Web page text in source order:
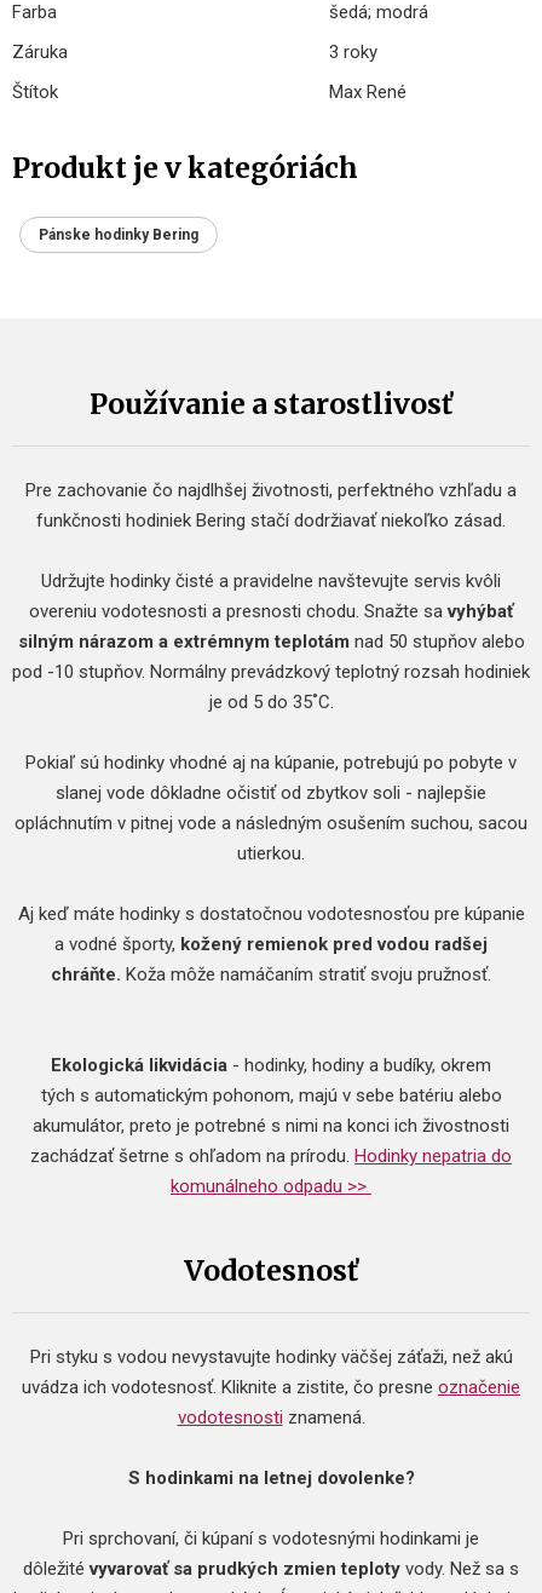
Farba
šedá; modrá
Záruka
3 roky
Štítok
Max René
Produkt je v kategóriách
Pánske hodinky Bering
Používanie a starostlivosť
Pre zachovanie čo najdlhšej životnosti, perfektného vzhľadu a
funkčnosti hodiniek Bering stačí dodržiavať niekoľko zásad.
Udržujte hodinky čisté a pravidelne navštevujte servis kvôli
overeniu vodotesnosti a presnosti chodu. Snažte savyhýbať
silným nárazom a extrémnym teplotám nad 50 stupňov alebo
pod -10 stupňov. Normálny prevádzkový teplotný rozsah hodiniek
je od 5 do 35˚C.
Pokiaľ sú hodinky vhodné aj na kúpanie, potrebujú po pobyte v
slanej vode dôkladne očistiť od zbytkov soli - najlepšie
opláchnutím v pitnej vode a následným osušením suchou, sacou
utierkou.
Aj keď máte hodinky s dostatočnou vodotesnosťou pre kúpanie
a vodné športy, kožený remienok pred vodou radšej
chráňte. Koža môže namáčaním stratiť svoju pružnosť.
Ekologická likvidácia - hodinky, hodiny a budíky, okrem
tých s automatickým pohonom, majú v sebe batériu alebo
akumulátor, preto je potrebné s nimi na konci ich živostnosti
zachádzať šetrne s ohľadom na prírodu. Hodinky nepatria do
komunálneho odpadu >>
Vodotesnosť
Pri styku s vodou nevystavujte hodinky väčšej záťaži, než akú
uvádza ich vodotesnosť. Kliknite a zistite, čo presne označenie
vodotesnosti znamená.
S hodinkami na letnej dovolenke?
Pri sprchovaní, či kúpaní s vodotesnými hodinkami je
dôležitévyvarovať sa prudkých zmien teploty vody. Než sa s